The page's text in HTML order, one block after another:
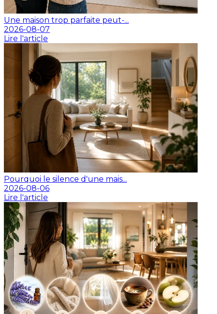
Une maison trop parfaite peut-...
2026-08-07
Lire l'article
Pourquoi le silence d'une mais...
2026-08-06
Lire l'article